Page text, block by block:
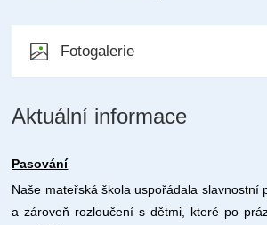
Fotogalerie
Aktuální informace
Pasování
Naše mateřská škola uspořádala slavnostní
a zároveň rozloučení s dětmi, které po